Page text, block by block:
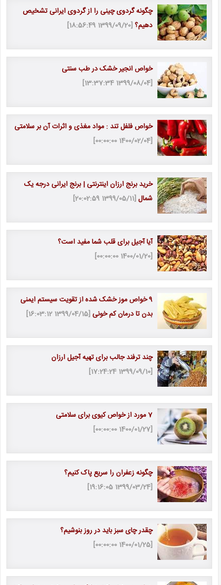
چگونه گردوی چینی را از گردوی ایرانی تشخیص
دهیم؟[1399/09/20 18:56:49]
خواص انجیر خشک در طب سنتی
[1399/08/04 13:37:34]
خواص فلفل تند : مواد مغذی و اثرات آن بر سلامتی
[1400/02/04 00:00:00]
خرید برنج ارزان اینترنتی | برنج ایرانی درجه یک
شمال[1399/05/11 20:02:59]
آیا آجیل برای قلب شما مفید است؟
[1400/01/20 00:00:00]
9 خواص موز خشک شده از تقویت سیستم ایمنی
بدن تا درمان کم خونی [1399/04/15 16:03:12]
چند ترفند جالب برای تهیه آجیل ارزان
[1399/09/10 17:24:24]
7 مورد از خواص کیوی برای سلامتی
[1400/01/27 00:00:00]
چگونه زعفران را سریع پاک کنیم؟
[1399/03/24 19:16:05]
چقدر چای سبز باید در روز بنوشیم؟
[1400/01/25 00:00:00]